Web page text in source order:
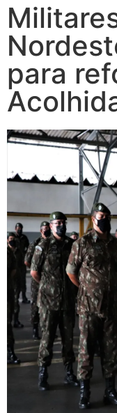
para